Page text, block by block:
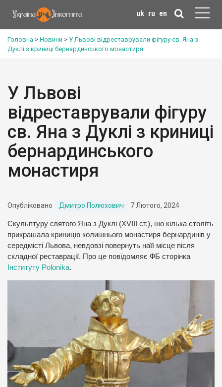
uk ru en
Головна > Новини > У Львові відреставрували фігуру св. Яна з
Дуклі з криниці бернардинського монастиря
У Львові
відреставрували фігуру
св. Яна з Дуклі з криниці
бернардинського
монастиря
Опубліковано Дмитро Полюхович 7 Лютого, 2024
Скульптуру святого Яна з Дуклі (XVIII ст.), шо кілька століть
прикрашала криницю колишнього монастиря бернардинів у
середмісті Львова, невдовзі повернуть наїї місце після
складної реставрації. Про це повідомляє ФБ сторінка
Інституту Polonika.